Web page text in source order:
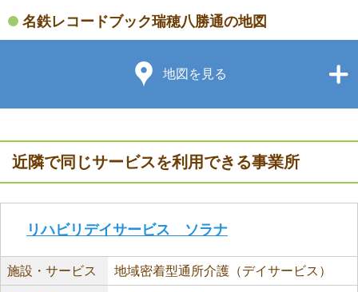
名鉄レコードブック瑞穂八勝通の地図
地図を見る
近隣で同じサービスを利用できる事業所
リハビリデイサービス ソラナ
施設・サービス 地域密着型通所介護（デイサービス）